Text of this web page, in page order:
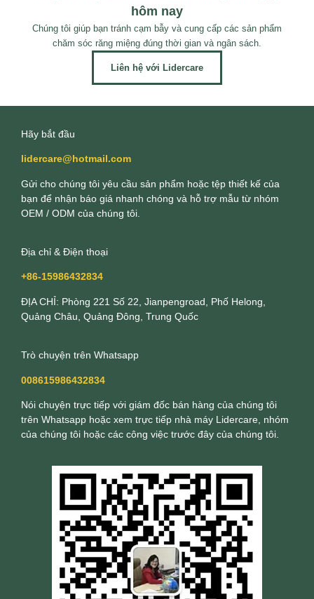
hôm nay
Chúng tôi giúp bạn tránh cạm bẫy và cung cấp các sản phẩm
chăm sóc răng miệng đúng thời gian và ngân sách.
Liên hệ với Lidercare
Hãy bắt đầu
lidercare@hotmail.com
Gửi cho chúng tôi yêu cầu sản phẩm hoặc tệp thiết kế của
bạn để nhận báo giá nhanh chóng và hỗ trợ mẫu từ nhóm
OEM / ODM của chúng tôi.
Địa chỉ & Điện thoại
+86-15986432834
ĐỊA CHỈ: Phòng 221 Số 22, Jianpengroad, Phố Helong,
Quảng Châu, Quảng Đông, Trung Quốc
Trò chuyện trên Whatsapp
008615986432834
Nói chuyện trực tiếp với giám đốc bán hàng của chúng tôi
trên Whatsapp hoặc xem trực tiếp nhà máy Lidercare, nhóm
của chúng tôi hoặc các công việc trước đây của chúng tôi.